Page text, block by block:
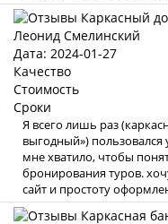
Леонид Смелинский
Дата: 2024-01-27
Качество
Стоимость
Сроки
Я всего лишь раз
выгодный») пользовался
мне хватило, чтобы
бронирования туров.
сайт и простоту